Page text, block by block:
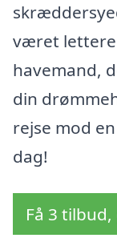
været
havemand,
din
rejse mod
dag!
Få 3